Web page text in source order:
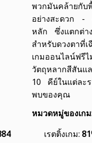
พวกมันคล้ายกับ
อย่างสะดวก -
หลัก ซึ่งแตกต่า
สำหรับดวงตาที่
เกมออนไลน์ฟรี
วัตถุหลากสีสันแ
10 คีย์ในแต่ละ
พบของคุณ
หมวดหมู่ของเก
เรตติ้งเกม: